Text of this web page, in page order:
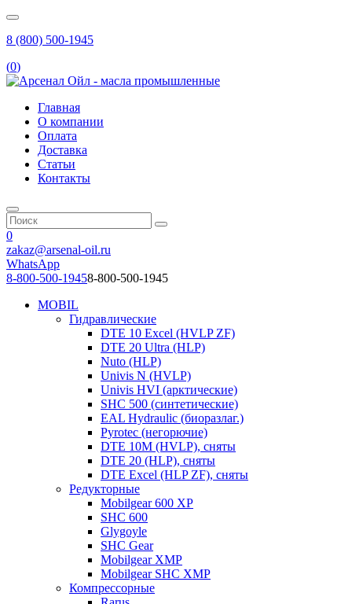
8 (800) 500-1945
(0)
Главная
О компании
Оплата
Доставка
Статьи
Контакты
0
zakaz@arsenal-oil.ru
WhatsApp
8-800-500-19458-800-500-1945
MOBIL
Гидравлические
DTE 10 Excel (HVLP ZF)
DTE 20 Ultra (HLP)
Nuto (HLP)
Univis N (HVLP)
Univis HVI (арктические)
SHC 500 (синтетические)
EAL Hydraulic (биоразлаг.)
Pyrotec (негорючие)
DTE 10M (HVLP), сняты
DTE 20 (HLP), сняты
DTE Excel (HLP ZF), сняты
Редукторные
Mobilgear 600 XP
SHC 600
Glygoyle
SHC Gear
Mobilgear XMP
Mobilgear SHC XMP
Компрессорные